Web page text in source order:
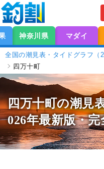
神奈川県 マダイ
全国の潮見表・タイドグラフ（
四万十町
四万十町の潮見
026年最新版・